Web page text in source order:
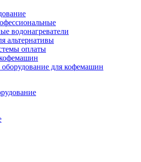
водонагреватели
альтернативы
оплаты
для кофемашин